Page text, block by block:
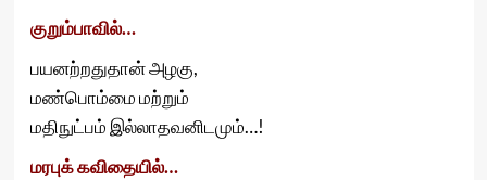
குறும்பாவில்…
பயனற்றதுதான் அழகு,
மண்பொம்மை மற்றும்
மதிநுட்பம் இல்லாதவனிடமும்…!
மரபுக் கவிதையில்…